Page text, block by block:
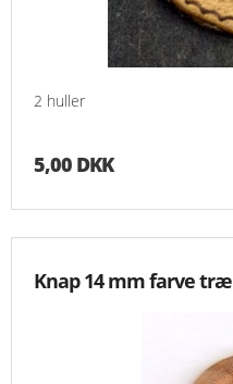
2 huller
5,00 DKK
Knap 14 mm farve træ